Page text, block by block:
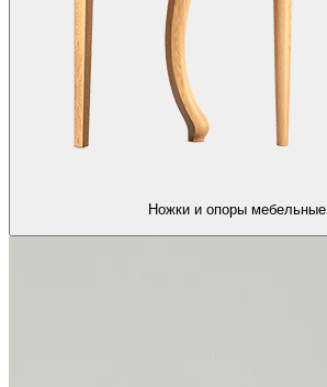
Ножки и опоры мебельные